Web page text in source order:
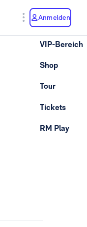
Anmelden
VIP-Bereich
Shop
Tour
Tickets
RM Play